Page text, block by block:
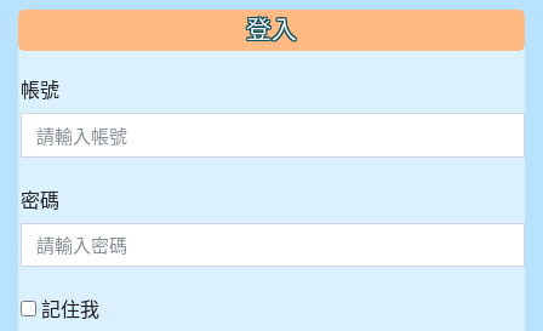
::: 登入
帳號
密碼
記住我